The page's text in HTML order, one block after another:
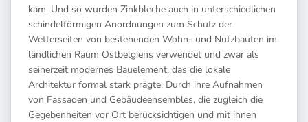
kam. Und so wurden Zinkbleche auch in unterschiedlichen
schindelförmigen Anordnungen zum Schutz der
Wetterseiten von bestehenden Wohn- und Nutzbauten im
ländlichen Raum Ostbelgiens verwendet und zwar als
seinerzeit modernes Bauelement, das die lokale
Architektur formal stark prägte. Durch ihre Aufnahmen
von Fassaden und Gebäudeensembles, die zugleich die
Gegebenheiten vor Ort berücksichtigen und mit ihnen